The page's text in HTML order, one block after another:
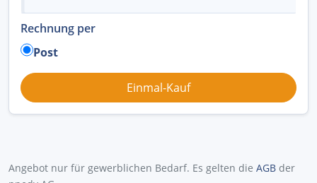
Rechnung per
Post
Angebot nur für gewerblichen Bedarf. Es gelten die AGB der